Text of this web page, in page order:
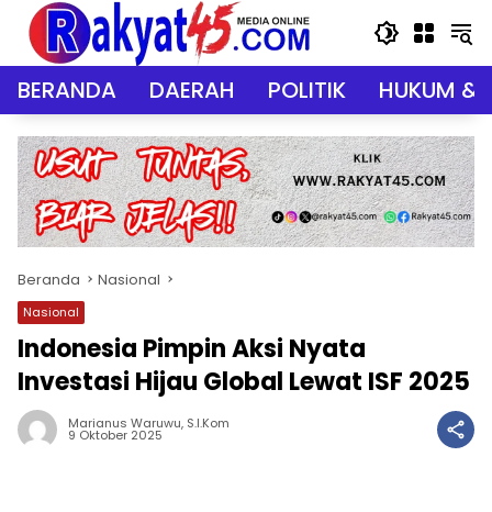
Langsung
konten
BERANDA DAERAH POLITIK HUKUM &
Beranda Nasional
Nasional
Indonesia Pimpin Aksi Nyata
Investasi Hijau Global Lewat ISF 2025
Marianus Waruwu, S.I.Kom
9 Oktober 2025